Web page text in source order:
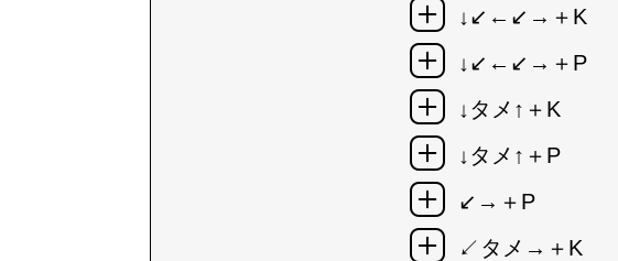
↓↙←↙→＋K
↓↙←↙→＋P
↓タメ↑＋K
↓タメ↑＋P
↙→＋P
↙タメ→＋K